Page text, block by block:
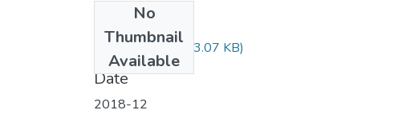
No
Thumbnail
Available
Дебелий.docx(13.07 KB)
Date
2018-12